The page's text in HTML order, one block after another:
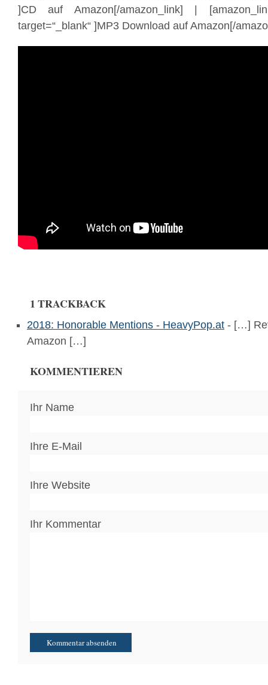
]CD auf Amazon[/amazon_link] |
target=“_blank“ ]MP3 Download auf Amazon[/
1 TRACKBACK
2018: Honorable Mentions - HeavyPop.at - […]
Amazon […]
KOMMENTIEREN
Ihr Name
Ihre E-Mail
Ihre Website
Ihr Kommentar